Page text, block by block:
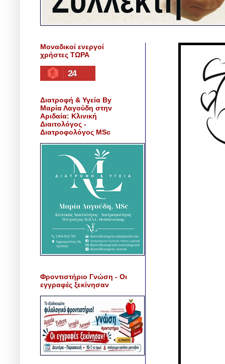
Μοναδικοί ενεργοί
χρήστες ΤΩΡΑ
24
Διατροφή & Υγεία By
Μαρία Λαγούδη στην
Αριδαία: Κλινική
Διαιτολόγος -
Διατροφολόγος MSc
Φροντιστήριο Γνώση - Οι
εγγραφές ξεκίνησαν